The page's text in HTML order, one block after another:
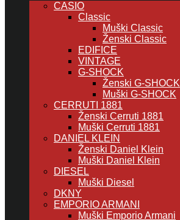
CASIO
Classic
Muški Classic
Ženski Classic
EDIFICE
VINTAGE
G-SHOCK
Ženski G-SHOCK
Muški G-SHOCK
CERRUTI 1881
Ženski Cerruti 1881
Muški Cerruti 1881
DANIEL KLEIN
Ženski Daniel Klein
Muški Daniel Klein
DIESEL
Muški Diesel
DKNY
EMPORIO ARMANI
Muški Emporio Armani